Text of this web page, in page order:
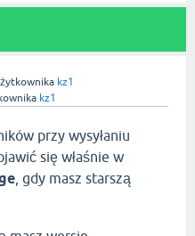
kz1
kz1
przy wysyłaniu
się właśnie w
, gdy masz starszą